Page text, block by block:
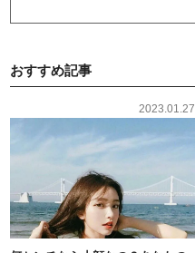
おすすめ記事
2023.01.27